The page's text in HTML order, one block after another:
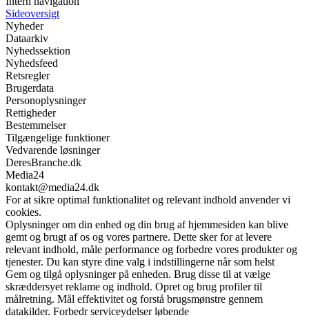
Sideoversigt
Nyheder
Dataarkiv
Nyhedssektion
Nyhedsfeed
Retsregler
Brugerdata
Personoplysninger
Rettigheder
Bestemmelser
Tilgængelige funktioner
Vedvarende løsninger
DeresBranche.dk
Media24
kontakt@media24.dk
For at sikre optimal funktionalitet og relevant indhold anvender vi
cookies.
Oplysninger om din enhed og din brug af hjemmesiden kan blive
gemt og brugt af os og vores partnere. Dette sker for at levere
relevant indhold, måle performance og forbedre vores produkter og
tjenester. Du kan styre dine valg i indstillingerne når som helst
Gem og tilgå oplysninger på enheden. Brug disse til at vælge
skræddersyet reklame og indhold. Opret og brug profiler til
målretning. Mål effektivitet og forstå brugsmønstre gennem
datakilder. Forbedr serviceydelser løbende